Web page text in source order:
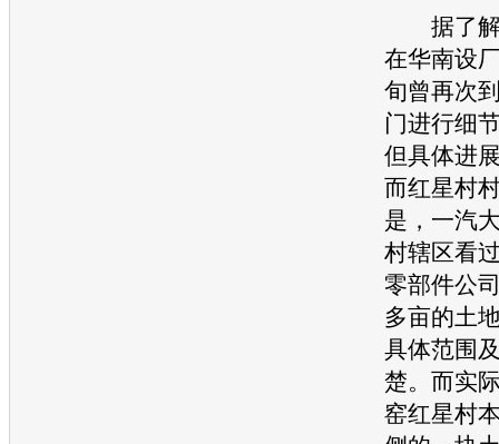
据了解
在华南设
旬曾再次
门进行细
但具体进
而红星村
是， 一汽
村辖区看
零部件公
多亩的土
具体范围
楚。而实
窑红星村